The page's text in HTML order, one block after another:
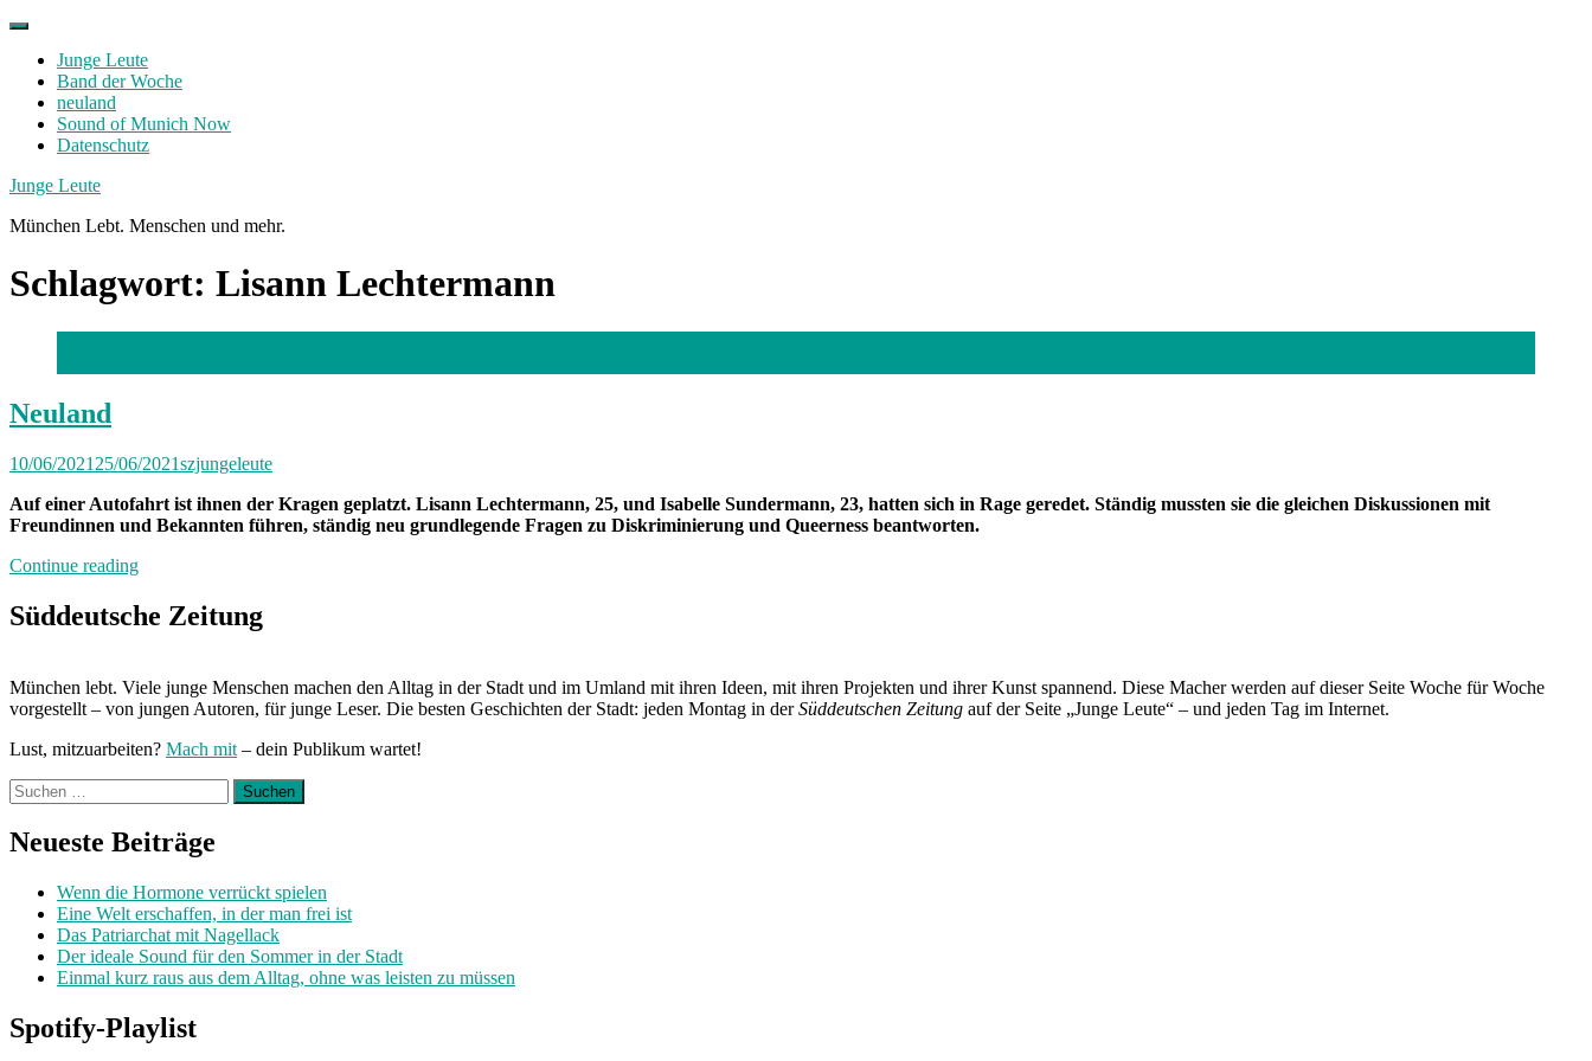
Skip
contentJunge Leute
Band der Woche
neuland
Sound of Munich Now
Datenschutz
Facebook
Twitter
Instagram
Junge Leute
München Lebt. Menschen und mehr.
Schlagwort: Lisann Lechtermann
Neuland
10/06/2021 25/06/2021szjungeleute
Auf einer Autofahrt ist ihnen der Kragen geplatzt. Lisann Lechtermann, 25, und Isabelle Sundermann, 23, hatten sich in Rage geredet. Ständig mussten sie die gleichen Diskussionen mit
Freundinnen und Bekannten führen, ständig neu grundlegende Fragen zu Diskriminierung und Queerness beantworten.
Continue reading„Neuland“
Süddeutsche Zeitung
München lebt. Viele junge Menschen machen den Alltag in der Stadt und im Umland mit ihren Ideen, mit ihren Projekten und ihrer Kunst spannend. Diese Macher werden auf dieser Seite Woche für Woche
vorgestellt – von jungen Autoren, für junge Leser. Die besten Geschichten der Stadt: jeden Montag in derSüddeutschen Zeitung auf der Seite „Junge Leute“ – und jeden Tag im Internet.
Lust, mitzuarbeiten? Mach mit – dein Publikum wartet!
Suchen
nach:
Neueste Beiträge
Wenn die Hormone verrückt spielen
Eine Welt erschaffen, in der man frei ist
Das Patriarchat mit Nagellack
Der ideale Sound für den Sommer in der Stadt
Einmal kurz raus aus dem Alltag, ohne was leisten zu müssen
Spotify-Playlist